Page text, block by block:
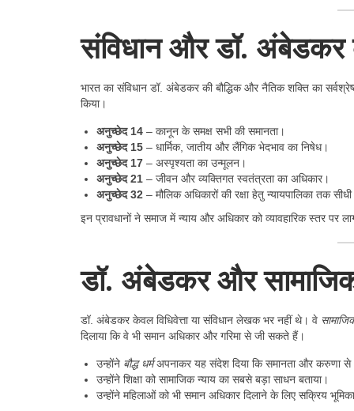
संविधान और डॉ. अंबेडकर
भारत का संविधान डॉ. अंबेडकर की बौद्धिक और नैतिक शक्ति का
किया।
अनुच्छेद 14 – कानून के समक्ष सभी की समानता।
अनुच्छेद 15 – धार्मिक, जातीय और लैंगिक भेदभाव का निषेध।
अनुच्छेद 17 – अस्पृश्यता का उन्मूलन।
अनुच्छेद 21 – जीवन और व्यक्तिगत स्वतंत्रता का अधिकार।
अनुच्छेद 32 – मौलिक अधिकारों की रक्षा हेतु न्यायपालिका तक
इन प्रावधानों ने समाज में न्याय और अधिकार को व्यावहारिक स्तर पर
डॉ. अंबेडकर और सामाजिक
डॉ. अंबेडकर केवल विधिवेत्ता या संविधान लेखक भर नहीं थे। वे
दिलाया कि वे भी समान अधिकार और गरिमा से जी सकते हैं।
उन्होंने बौद्ध धर्मअपनाकर यह संदेश दिया कि समानता और करुणा से
उन्होंने शिक्षा को सामाजिक न्याय का सबसे बड़ा साधन बताया।
उन्होंने महिलाओं को भी समान अधिकार दिलाने के लिए सक्रिय